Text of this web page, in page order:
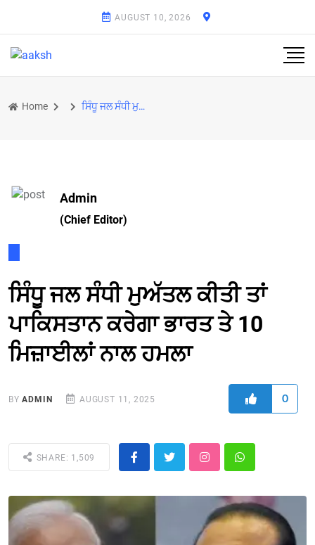
AUGUST 10, 2026
Home ਸਿੰਧੂ ਜਲ ਸੰਧੀ ਮੁਅੱਤਲ ਕੀਤੀ ਤਾਂ ਪਾਕਿਸਤਾਨ ਕਰੇਗਾ ਭਾਰਤ ਤੇ 10 ਮਿਜ਼ਾਈਲਾਂ ਨਾਲ ਹਮਲਾ
Admin
(Chief Editor)
ਸਿੰਧੂ ਜਲ ਸੰਧੀ ਮੁਅੱਤਲ ਕੀਤੀ ਤਾਂ
ਪਾਕਿਸਤਾਨ ਕਰੇਗਾ ਭਾਰਤ ਤੇ 10
ਮਿਜ਼ਾਈਲਾਂ ਨਾਲ ਹਮਲਾ
BYADMIN AUGUST 11, 2025 0
SHARE: 1,509